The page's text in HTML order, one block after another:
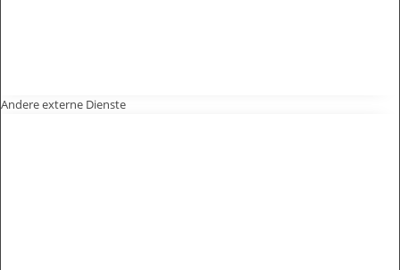
Andere externe Dienste